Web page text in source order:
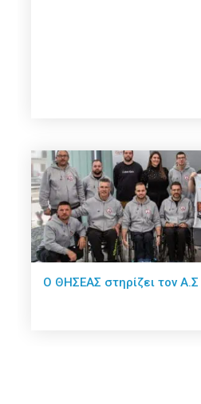
Ο ΘΗΣΕΑΣ στηρίζει τον